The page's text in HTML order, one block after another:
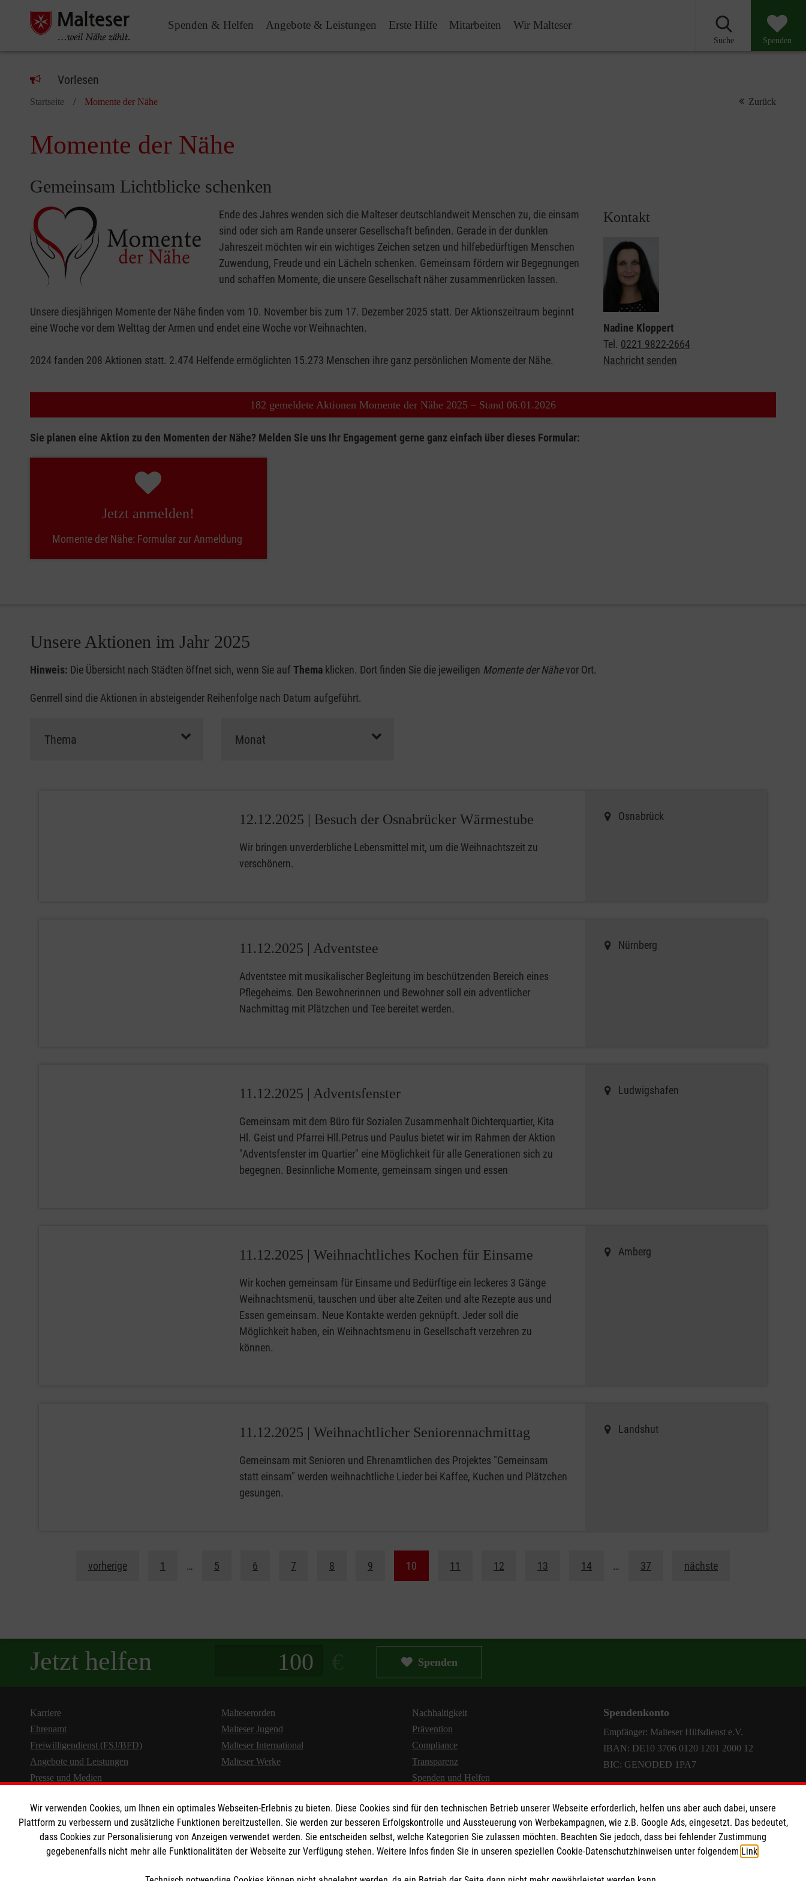
Spenden & Helfen Angebote & Leistungen Erste Hilfe Mitarbeiten Wir Malteser
Suche Spenden
Vorlesen
Startseite Momente der Nähe Zurück
Momente der Nähe
Gemeinsam Lichtblicke schenken
Ende des Jahres wenden sich die Malteser deutschlandweit Menschen zu, die einsam
sind oder sich am Rande unserer Gesellschaft befinden. Gerade in der dunklen
Jahreszeit möchten wir ein wichtiges Zeichen setzen und hilfebedürftigen Menschen
Zuwendung, Freude und ein Lächeln schenken. Gemeinsam fördern wir Begegnungen
und schaffen Momente, die unsere Gesellschaft näher zusammenrücken lassen.
Unsere diesjährigen Momente der Nähe finden vom 10. November bis zum 17. Dezember 2025 statt. Der Aktionszeitraum beginnt
eine Woche vor dem Welttag der Armen und endet eine Woche vor Weihnachten.
2024 fanden 208 Aktionen statt. 2.474 Helfende ermöglichten 15.273 Menschen ihre ganz persönlichen Momente der Nähe.
Kontakt
Nadine Kloppert
Tel. 0221 9822-2664
Nachricht senden
182 gemeldete Aktionen Momente der Nähe 2025 – Stand 06.01.2026
Sie planen eine Aktion zu den Momenten der Nähe? Melden Sie uns Ihr Engagement gerne ganz einfach über dieses Formular:
Jetzt anmelden!
Momente der Nähe: Formular zur Anmeldung
Unsere Aktionen im Jahr 2025
Hinweis: Die Übersicht nach Städten öffnet sich, wenn Sie aufThema klicken. Dort finden Sie die jeweiligen Momente der Nähevor Ort.
Genrrell sind die Aktionen in absteigender Reihenfolge nach Datum aufgeführt.
12.12.2025 | Besuch der Osnabrücker Wärmestube
Wir bringen unverderbliche Lebensmittel mit, um die Weihnachtszeit zu
verschönern.
Osnabrück
11.12.2025 | Adventstee
Adventstee mit musikalischer Begleitung im beschützenden Bereich eines
Pflegeheims. Den Bewohnerinnen und Bewohner soll ein adventlicher
Nachmittag mit Plätzchen und Tee bereitet werden.
Nürnberg
11.12.2025 | Adventsfenster
Gemeinsam mit dem Büro für Sozialen Zusammenhalt Dichterquartier, Kita
Hl. Geist und Pfarrei Hll.Petrus und Paulus bietet wir im Rahmen der Aktion
"Adventsfenster im Quartier" eine Möglichkeit für alle Generationen sich zu
begegnen. Besinnliche Momente, gemeinsam singen und essen
Ludwigshafen
11.12.2025 | Weihnachtliches Kochen für Einsame
Wir kochen gemeinsam für Einsame und Bedürftige ein leckeres 3 Gänge
Weihnachtsmenü, tauschen und über alte Zeiten und alte Rezepte aus und
Essen gemeinsam. Neue Kontakte werden geknüpft. Jeder soll die
Möglichkeit haben, ein Weihnachtsmenu in Gesellschaft verzehren zu
können.
Amberg
11.12.2025 | Weihnachtlicher Seniorennachmittag
Gemeinsam mit Senioren und Ehrenamtlichen des Projektes "Gemeinsam
statt einsam" werden weihnachtliche Lieder bei Kaffee, Kuchen und Plätzchen
gesungen.
Landshut
vorherige 1 … 5 6 7 8 9 10 11 12 13 14 … 37 nächste
Jetzt helfen Spenden
Karriere
Ehrenamt
Freiwilligendienst (FSJ/BFD)
Angebote und Leistungen
Presse und Medien
Malteserorden
Malteser Jugend
Malteser International
Malteser Werke
Nachhaltigkeit
Prävention
Compliance
Transparenz
Spenden und Helfen
Spendenkonto
Empfänger: Malteser Hilfsdienst e.V.
IBAN: DE10 3706 0120 1201 2000 12
BIC: GENODED 1PA7
Newsletter abonnieren
Wir verwenden Cookies, um Ihnen ein optimales Webseiten-Erlebnis zu bieten. Diese Cookies sind für den technischen Betrieb unserer Webseite erforderlich, helfen uns aber auch dabei, unsere
Plattform zu verbessern und zusätzliche Funktionen bereitzustellen. Sie werden zur besseren Erfolgskontrolle und Aussteuerung von Werbekampagnen, wie z.B. Google Ads, eingesetzt. Das bedeutet,
dass Cookies zur Personalisierung von Anzeigen verwendet werden. Sie entscheiden selbst, welche Kategorien Sie zulassen möchten. Beachten Sie jedoch, dass bei fehlender Zustimmung
gegebenenfalls nicht mehr alle Funktionalitäten der Webseite zur Verfügung stehen. Weitere Infos finden Sie in unseren speziellen Cookie-Datenschutzhinweisen unter folgendem Link